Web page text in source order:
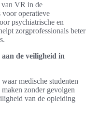
van VR in de
voor operatieve
psychiatrische en
zorgprofessionals beter
de veiligheid in
medische studenten
zonder gevolgen
van de opleiding